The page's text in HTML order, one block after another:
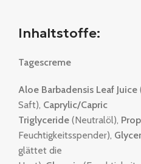
Inhaltstoffe:
Tagescreme
Aloe Barbadensis Leaf Juice
Saft), Caprylic/Capric
Triglyceride (Neutralöl),
Feuchtigkeitsspender),
glättet die